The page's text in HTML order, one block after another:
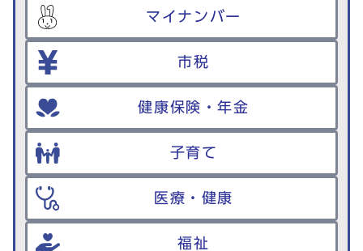
マイナンバー
市税
健康保険・年金
子育て
医療・健康
福祉